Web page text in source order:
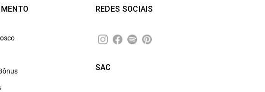
REDES SOCIAIS
SAC